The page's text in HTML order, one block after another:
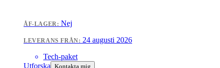
ÅF-LAGER: Nej
LEVERANS FRÅN: 24 augusti 2026
Tech-paket
Utforska Kontakta mig